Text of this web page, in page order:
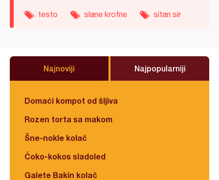
testo slane krofne sitan sir
Najnoviji Najpopularniji
Domaći kompot od šljiva
Rozen torta sa makom
Šne-nokle kolač
Čoko-kokos sladoled
Galete Bakin kolač